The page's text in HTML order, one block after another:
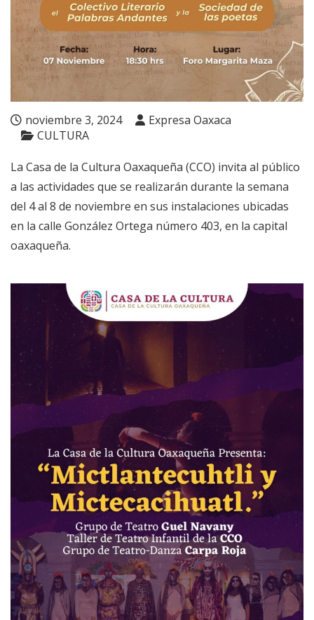
noviembre 3, 2024
Expresa Oaxaca
CULTURA
La Casa de la Cultura Oaxaqueña (CCO) invita al público
a las actividades que se realizarán durante la semana
del 4 al 8 de noviembre en sus instalaciones ubicadas
en la calle González Ortega número 403, en la capital
oaxaqueña.